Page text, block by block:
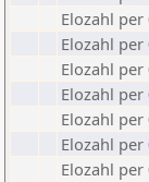
Elozahl per
Elozahl per
Elozahl per
Elozahl per
Elozahl per
Elozahl per
Elozahl per